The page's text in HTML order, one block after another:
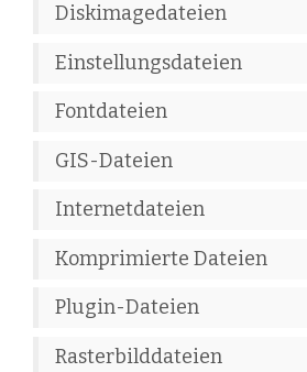
Diskimagedateien
Einstellungsdateien
Fontdateien
GIS-Dateien
Internetdateien
Komprimierte Dateien
Plugin-Dateien
Rasterbilddateien